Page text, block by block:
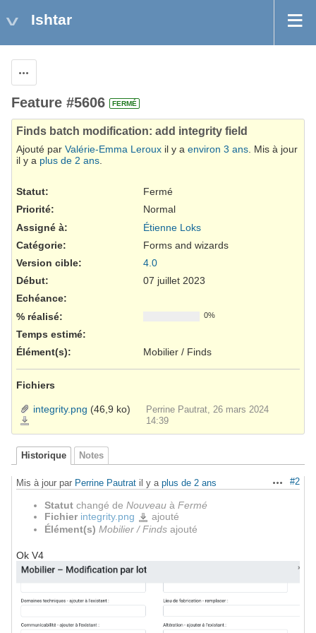
Ishtar
Feature #5606 FERMÉ
Finds batch modification: add integrity field
Ajouté par Valérie-Emma Leroux il y a environ 3 ans. Mis à jour
il y a plus de 2 ans.
Statut:
Fermé
Priorité:
Normal
Assigné à:
Étienne Loks
Catégorie:
Forms and wizards
Version cible:
4.0
Début:
07 juillet 2023
Echéance:
% réalisé:
0%
Temps estimé:
Élément(s): Mobilier / Finds
Fichiers
integrity.png (46,9 ko)
Perrine Pautrat, 26 mars 2024
14:39
Historique Notes
Actions
#2
Mis à jour par Perrine Pautrat il y a plus de 2 ans
Statut changé de Nouveau à Fermé
Fichier integrity.png integrity.png
ajouté
Élément(s) Mobilier / Finds ajouté
Ok V4